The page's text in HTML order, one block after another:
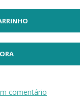
comentário